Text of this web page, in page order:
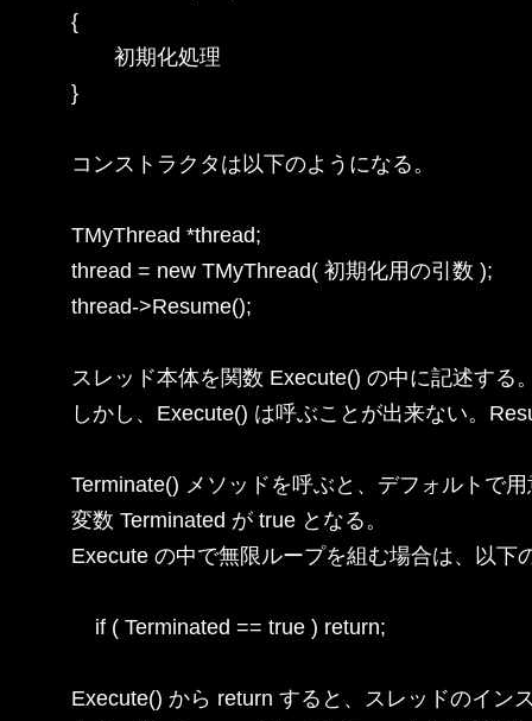
{
初期化処理
}
コンストラクタは以下のようになる。
TMyThread *thread;
thread = new TMyThread( 初期化用の引数 );
thread->Resume();
スレッド本体を関数 Execute() の中に記述する
しかし、Execute() は呼ぶことが出来ない。
Terminate() メソッドを呼ぶと、デフォルトで
変数 Terminated が true となる。
Execute の中で無限ループを組む場合は、以下
    if ( Terminated == true ) return;
Execute() から return すると、スレッドのイン